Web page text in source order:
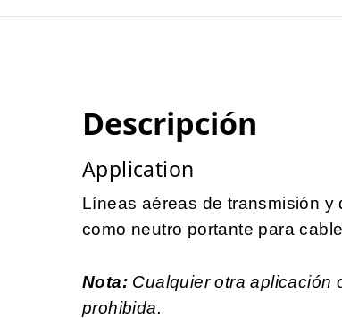
Descripción
Application
Líneas aéreas de transmisión y
como neutro portante para
Nota: Cualquier otra aplicación
prohibida.